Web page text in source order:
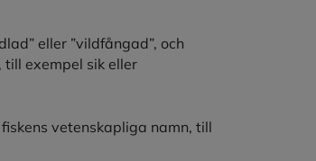
eller ”vildfångad”, och
exempel sik eller
vetenskapliga namn, till